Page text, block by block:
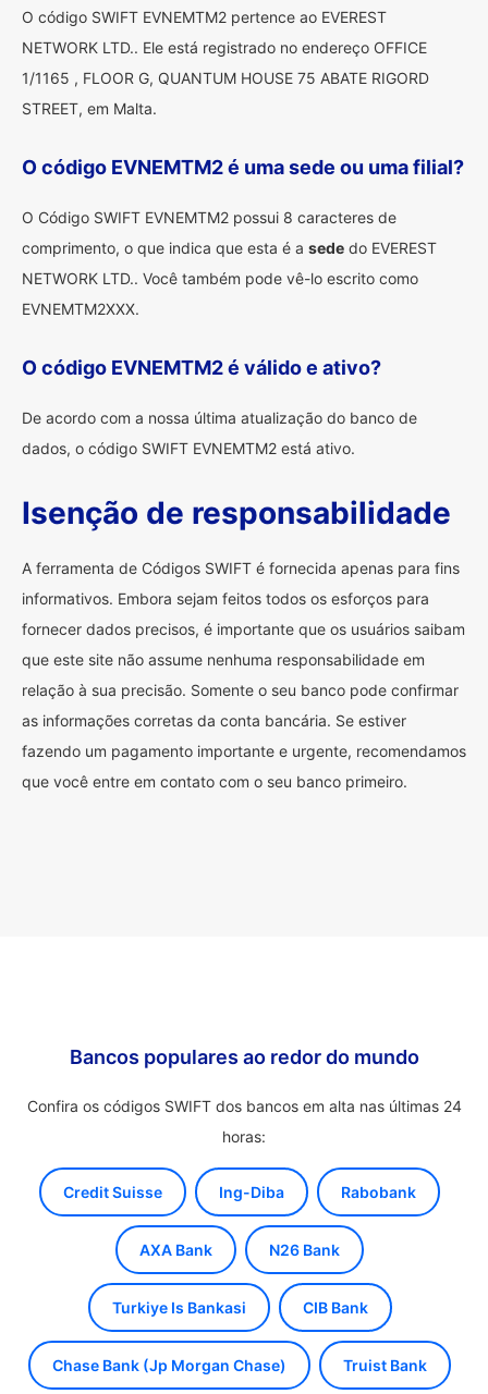
O código SWIFT EVNEMTM2 pertence ao EVEREST
NETWORK LTD.. Ele está registrado no endereço OFFICE
1/1165 , FLOOR G, QUANTUM HOUSE 75 ABATE RIGORD
STREET, em Malta.
O código EVNEMTM2 é uma sede ou uma filial?
O Código SWIFT EVNEMTM2 possui 8 caracteres de
comprimento, o que indica que esta é a sede do EVEREST
NETWORK LTD.. Você também pode vê-lo escrito como
EVNEMTM2XXX.
O código EVNEMTM2 é válido e ativo?
De acordo com a nossa última atualização do banco de
dados, o código SWIFT EVNEMTM2 está ativo.
Isenção de responsabilidade
A ferramenta de Códigos SWIFT é fornecida apenas para fins
informativos. Embora sejam feitos todos os esforços para
fornecer dados precisos, é importante que os usuários saibam
que este site não assume nenhuma responsabilidade em
relação à sua precisão. Somente o seu banco pode confirmar
as informações corretas da conta bancária. Se estiver
fazendo um pagamento importante e urgente, recomendamos
que você entre em contato com o seu banco primeiro.
Bancos populares ao redor do mundo
Confira os códigos SWIFT dos bancos em alta nas últimas 24
horas:
Credit Suisse Ing-Diba Rabobank
AXA Bank N26 Bank
Turkiye Is Bankasi CIB Bank
Chase Bank (Jp Morgan Chase) Truist Bank